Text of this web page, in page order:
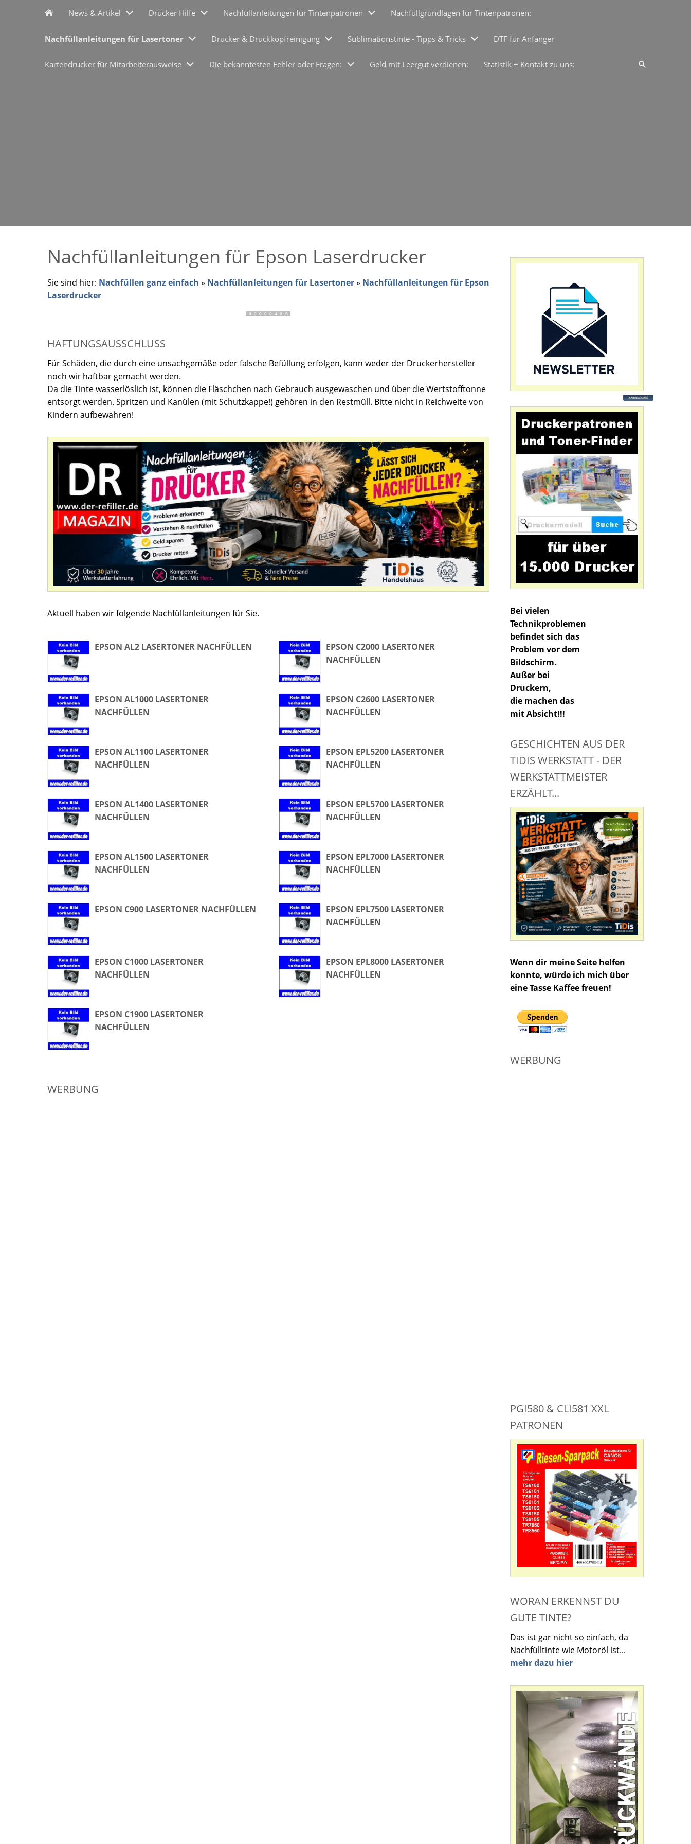
News & Artikel Drucker Hilfe Nachfüllanleitungen für Tintenpatronen Nachfüllgrundlagen für Tintenpatronen:
Nachfüllanleitungen für Lasertoner Drucker & Druckkopfreinigung Sublimationstinte - Tipps & Tricks DTF für Anfänger
Kartendrucker für Mitarbeiterausweise Die bekanntesten Fehler oder Fragen: Geld mit Leergut verdienen: Statistik + Kontakt zu uns:
Nachfüllanleitungen für Epson Laserdrucker
Sie sind hier: Nachfüllen ganz einfach » Nachfüllanleitungen für Lasertoner» Nachfüllanleitungen für Epson
Laserdrucker
HAFTUNGSAUSSCHLUSS
Für Schäden, die durch eine unsachgemäße oder falsche Befüllung erfolgen, kann weder der Druckerhersteller
noch wir haftbar gemacht werden.
Da die Tinte wasserlöslich ist, können die Fläschchen nach Gebrauch ausgewaschen und über die Wertstofftonne
entsorgt werden. Spritzen und Kanülen (mit Schutzkappe!) gehören in den Restmüll. Bitte nicht in Reichweite von
Kindern aufbewahren!
Aktuell haben wir folgende Nachfüllanleitungen für Sie.
EPSON AL2 LASERTONER NACHFÜLLEN
EPSON AL1000 LASERTONER
NACHFÜLLEN
EPSON AL1100 LASERTONER
NACHFÜLLEN
EPSON AL1400 LASERTONER
NACHFÜLLEN
EPSON AL1500 LASERTONER
NACHFÜLLEN
EPSON C900 LASERTONER NACHFÜLLEN
EPSON C1000 LASERTONER
NACHFÜLLEN
EPSON C1900 LASERTONER
NACHFÜLLEN
EPSON C2000 LASERTONER
NACHFÜLLEN
EPSON C2600 LASERTONER
NACHFÜLLEN
EPSON EPL5200 LASERTONER
NACHFÜLLEN
EPSON EPL5700 LASERTONER
NACHFÜLLEN
EPSON EPL7000 LASERTONER
NACHFÜLLEN
EPSON EPL7500 LASERTONER
NACHFÜLLEN
EPSON EPL8000 LASERTONER
NACHFÜLLEN
WERBUNG
Bei vielen
Technikproblemen
befindet sich das
Problem vor dem
Bildschirm.
Außer bei
Druckern,
die machen das
mit Absicht!!!
GESCHICHTEN AUS DER
TIDIS WERKSTATT - DER
WERKSTATTMEISTER
ERZÄHLT...
Wenn dir meine Seite helfen
konnte, würde ich mich über
eine Tasse Kaffee freuen!
WERBUNG
PGI580 & CLI581 XXL
PATRONEN
WORAN ERKENNST DU
GUTE TINTE?
Das ist gar nicht so einfach, da
Nachfülltinte wie Motoröl ist...
mehr dazu hier